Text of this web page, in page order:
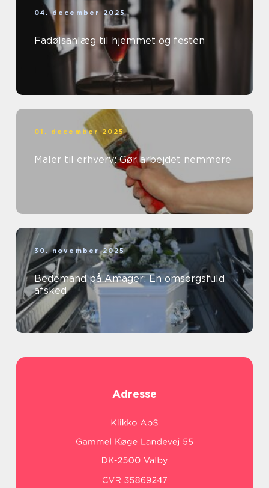
04. december 2025
Fadølsanlæg til hjemmet og festen
01. december 2025
Maler til erhverv: Gør arbejdet nemmere
30. november 2025
Bedemand på Amager: En omsorgsfuld
afsked
Adresse